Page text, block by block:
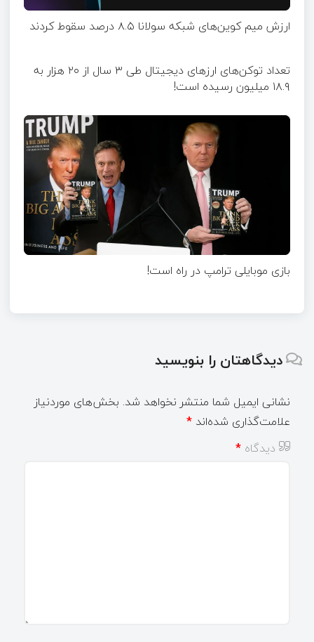
ارزش میم کوین‌های شبکه سولانا ۸.۵ درصد سقوط کردند
تعداد توکن‌های ارزهای دیجیتال طی ۳ سال از ۲۰ هزار به
۱۸.۹ میلیون رسیده است!
بازی موبایلی ترامپ در راه است!
دیدگاهتان را بنویسید
نشانی ایمیل شما منتشر نخواهد شد. بخش‌های موردنیاز
علامت‌گذاری شده‌اند *
دیدگاه *